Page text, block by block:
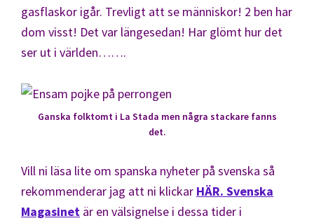
gasflaskor igår. Trevligt att se människor! 2 ben har
dom visst! Det var längesedan! Har glömt hur det
ser ut i världen…….
Ganska folktomt i La Stada men några stackare fanns
det.
Vill ni läsa lite om spanska nyheter på svenska så
rekommenderar jag att ni klickar HÄR. Svenska
Magasinet är en välsignelse i dessa tider i